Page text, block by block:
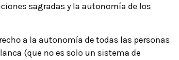
sagradas y la autonomía de los
a la autonomía de todas las personas
(que no es solo un sistema de